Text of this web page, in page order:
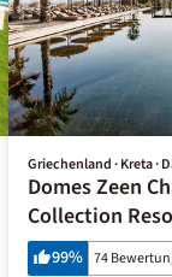
Griechenland · Kreta ·
Domes Zeen
Collection
99% 74